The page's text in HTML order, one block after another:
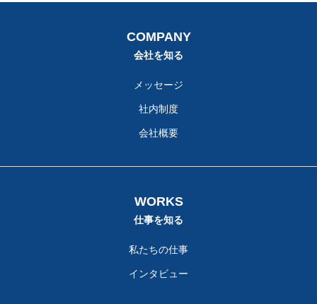
COMPANY
会社を知る
メッセージ
社内制度
会社概要
WORKS
仕事を知る
私たちの仕事
インタビュー